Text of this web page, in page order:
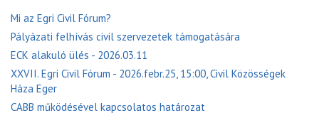
Mi az Egri Civil Fórum?
Pályázati felhívás civil szervezetek támogatására
ECK alakuló ülés - 2026.03.11
XXVII. Egri Civil Fórum - 2026.febr.25, 15:00, Civil Közösségek
Háza Eger
CABB működésével kapcsolatos határozat